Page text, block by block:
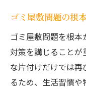
ゴミ屋敷問題の根
ゴミ屋敷問題を根
対策を講じることが
な片付けだけでは再
るため、生活習慣